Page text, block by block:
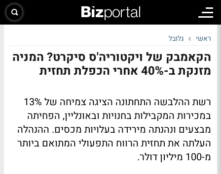
ראשי גלובל
הקאמבק של ויקטוריה'ס סיקרט? המניה
מזנקת ב-40% אחרי הכפלת תחזית
רשת ההלבשה התחתונה הציגה צמיחה של 13%
במכירות המקבילות בחנויות ובאונליין, הפחיתה
מבצעים ונהנתה מירידה בעלויות מכסים. ההנהלה
העלתה את תחזית הרווח התפעולי המתואם ביותר
מ-100 מיליון דולר.